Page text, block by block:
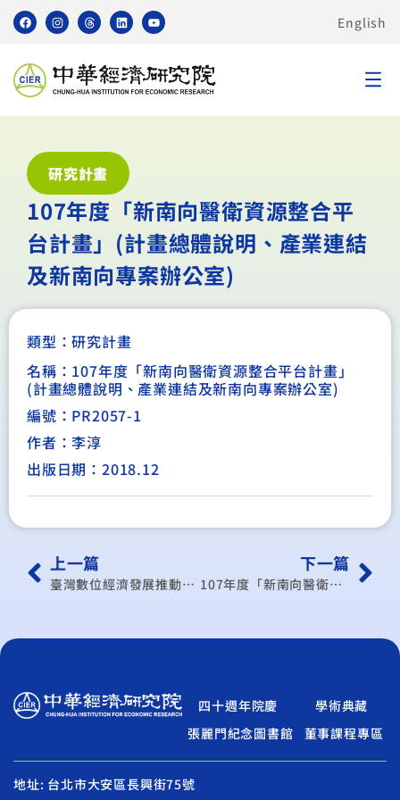
English
研究計畫
107年度「新南向醫衛資源整合平
台計畫」(計畫總體說明、產業連結
及新南向專案辦公室)
類型：研究計畫
名稱：107年度「新南向醫衛資源整合平台計畫」
(計畫總體說明、產業連結及新南向專案辦公室)
編號：PR2057-1
作者：李淳
出版日期：2018.12
上一篇
臺灣數位經濟發展推動策略：農業與服務業數位轉型議題研究
下一篇
107年度「新南向醫衛資源整合平台計畫」 (智庫能力建構：研究分析報告)
四十週年院慶
學術典藏
張麗門紀念圖書館
董事課程專區
地址: 台北市大安區長興街75號